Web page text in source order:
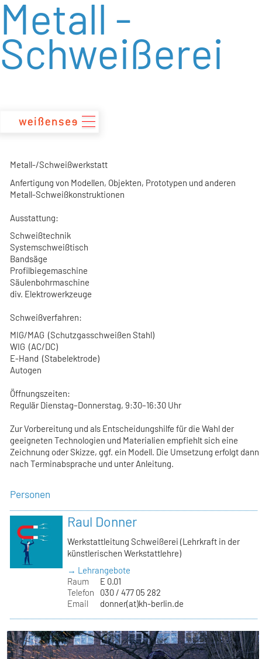
zum
Inhalt
Metall -
Schweißerei
Metall-/Schweißwerkstatt
Anfertigung von Modellen, Objekten, Prototypen und anderen
Metall-Schweißkonstruktionen
Ausstattung:
Schweißtechnik
Systemschweißtisch
Bandsäge
Profilbiegemaschine
Säulenbohrmaschine
div. Elektrowerkzeuge
Schweißverfahren:
MIG/MAG (Schutzgasschweißen Stahl)
WIG (AC/DC)
E-Hand (Stabelektrode)
Autogen
Öffnungszeiten:
Regulär Dienstag–Donnerstag, 9:30–16:30 Uhr
Zur Vorbereitung und als Entscheidungshilfe für die Wahl der
geeigneten Technologien und Materialien empfiehlt sich eine
Zeichnung oder Skizze, ggf. ein Modell. Die Umsetzung erfolgt dann
nach Terminabsprache und unter Anleitung.
Personen
Raul Donner
Werkstattleitung Schweißerei (Lehrkraft in der
künstlerischen Werkstattlehre)
→ Lehrangebote
Raum
E 0.01
Telefon
030 / 477 05 282
Email
donner(at)kh-berlin.de